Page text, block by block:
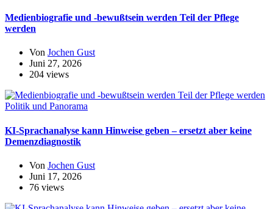
Medienbiografie und -bewußtsein werden Teil der Pflege
werden
Von Jochen Gust
Juni 27, 2026
204 views
Politik und Panorama
KI-Sprachanalyse kann Hinweise geben – ersetzt aber keine
Demenzdiagnostik
Von Jochen Gust
Juni 17, 2026
76 views